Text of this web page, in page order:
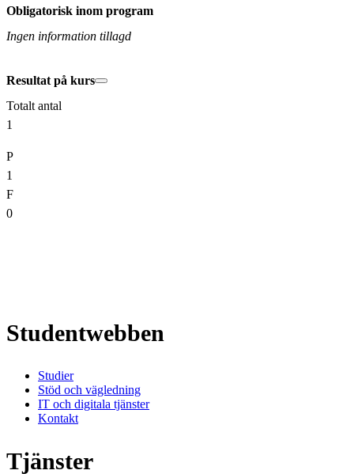
Obligatorisk inom program
Ingen information tillagd
Resultat på kurs
Totalt antal
1
P
1
F
0
Studentwebben
Studier
Stöd och vägledning
IT och digitala tjänster
Kontakt
Tjänster